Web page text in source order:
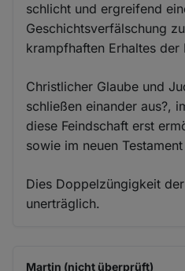
schlicht und ergreifend
Geschichtsverfälschung
krampfhaften Erhaltes der
Christlicher Glaube und
schließen einander aus?,
diese Feindschaft erst
sowie im neuen
Dies Doppelzüngigkeit
unerträglich.
Martin (nicht überprüft)